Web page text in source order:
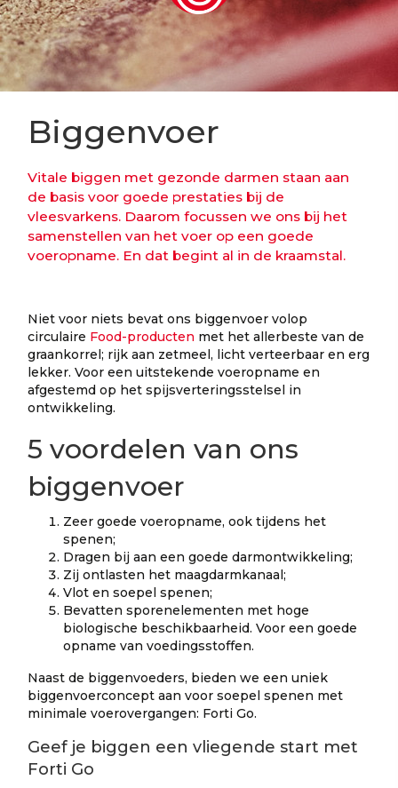
Biggenvoer
Vitale biggen met gezonde darmen staan aan
de basis voor goede prestaties bij de
vleesvarkens. Daarom focussen we ons bij het
samenstellen van het voer op een goede
voeropname. En dat begint al in de kraamstal.
Niet voor niets bevat ons biggenvoer volop
circulaire Food-producten met het allerbeste van de
graankorrel; rijk aan zetmeel, licht verteerbaar en erg
lekker. Voor een uitstekende voeropname en
afgestemd op het spijsverteringsstelsel in
ontwikkeling.
5 voordelen van ons
biggenvoer
Zeer goede voeropname, ook tijdens het
spenen;
Dragen bij aan een goede darmontwikkeling;
Zij ontlasten het maagdarmkanaal;
Vlot en soepel spenen;
Bevatten sporenelementen met hoge
biologische beschikbaarheid. Voor een goede
opname van voedingsstoffen.
Naast de biggenvoeders, bieden we een uniek
biggenvoerconcept aan voor soepel spenen met
minimale voerovergangen: Forti Go.
Geef je biggen een vliegende start met
Forti Go